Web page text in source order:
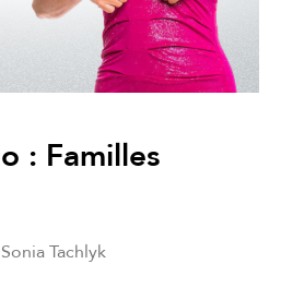
: Familles
Sonia Tachlyk